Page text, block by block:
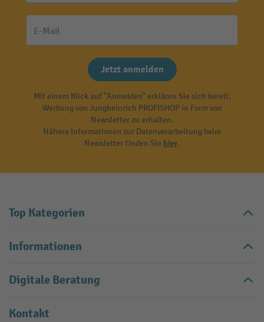
E-Mail
Jetzt anmelden
Mit einem Klick auf "Anmelden" erklären Sie sich bereit,
Werbung von Jungheinrich PROFISHOP in Form von
Newsletter zu erhalten.
Nähere Informationen zur Datenverarbeitung beim
Newsletter finden Sie hier.
Top Kategorien
Informationen
Digitale Beratung
Kontakt